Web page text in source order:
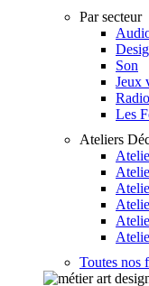
Par secteur
Son
Jeux
Radio
Les
Ateliers
Toutes nos